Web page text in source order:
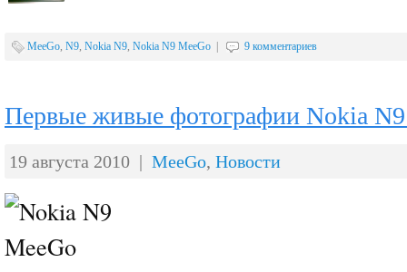
MeeGo, N9, Nokia N9, Nokia N9 MeeGo 9 комментариев
Первые живые фотографии Nokia
19 августа 2010 | MeeGo, Новости